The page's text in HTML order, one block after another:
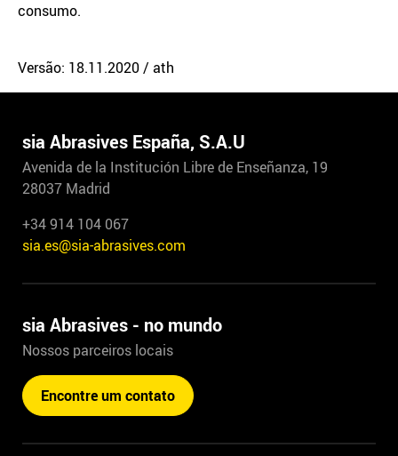
consumo.
Versão: 18.11.2020 / ath
sia Abrasives España, S.A.U
Avenida de la Institución Libre de Enseñanza, 19
28037 Madrid
+34 914 104 067
sia.es@sia-abrasives.com
sia Abrasives - no mundo
Nossos parceiros locais
Encontre um contato